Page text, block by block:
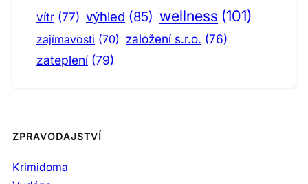
vítr (77) výhled (85) wellness (101)
zajímavosti (70) založení s.r.o. (76)
zateplení (79)
ZPRAVODAJSTVÍ
Krimidoma